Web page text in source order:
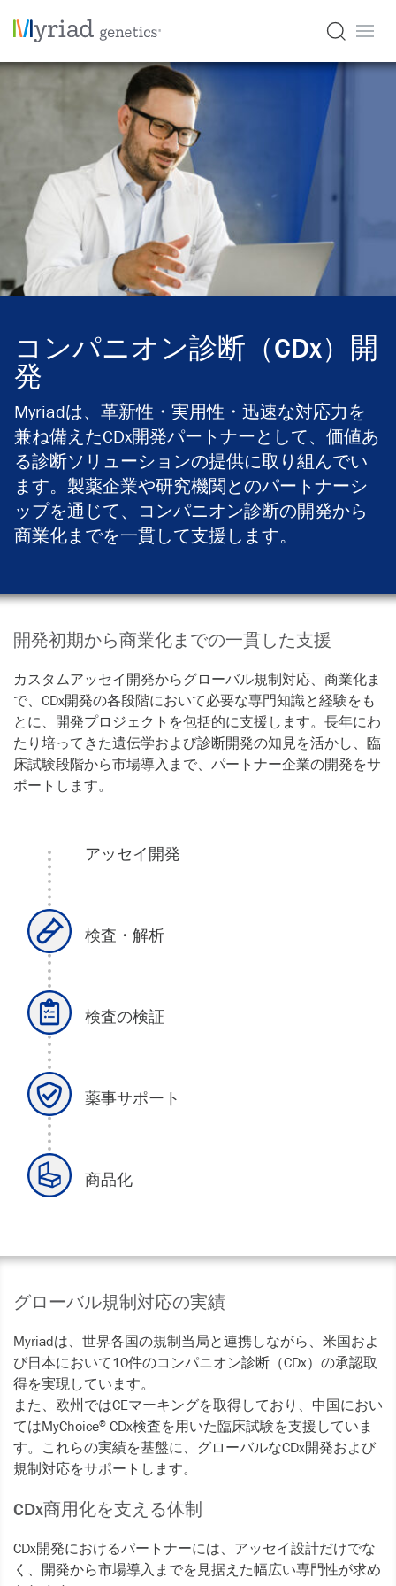
コンパニオン診断（CDx）開
発
Myriadは、革新性・実用性・迅速な対応力を
兼ね備えたCDx開発パートナーとして、価値あ
る診断ソリューションの提供に取り組んでい
ます。製薬企業や研究機関とのパートナーシ
ップを通じて、コンパニオン診断の開発から
商業化までを一貫して支援します。
開発初期から商業化までの一貫した支援
カスタムアッセイ開発からグローバル規制対応、商業化ま
で、CDx開発の各段階において必要な専門知識と経験をも
とに、開発プロジェクトを包括的に支援します。長年にわ
たり培ってきた遺伝学および診断開発の知見を活かし、臨
床試験段階から市場導入まで、パートナー企業の開発をサ
ポートします。
アッセイ開発
検査・解析
検査の検証
薬事サポート
商品化
グローバル規制対応の実績
Myriadは、世界各国の規制当局と連携しながら、米国およ
び日本において10件のコンパニオン診断（CDx）の承認取
得を実現しています。
また、欧州ではCEマーキングを取得しており、中国におい
てはMyChoice® CDx検査を用いた臨床試験を支援していま
す。これらの実績を基盤に、グローバルなCDx開発および
規制対応をサポートします。
CDx商用化を支える体制
CDx開発におけるパートナーには、アッセイ設計だけでな
く、開発から市場導入までを見据えた幅広い専門性が求め